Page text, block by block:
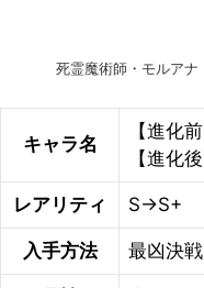
死霊魔術師・モルアナ
キャラ名
【進化
【進化
レアリティ S→S+
入手方法 最凶決